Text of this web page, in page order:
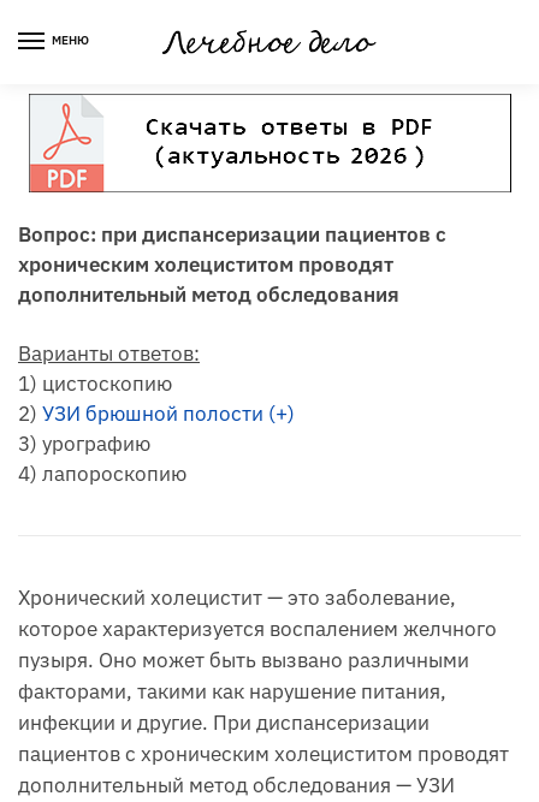
МЕНЮ
Вопрос: при диспансеризации пациентов с
хроническим холециститом проводят
дополнительный метод обследования
Варианты ответов:
1) цистоскопию
2) УЗИ брюшной полости (+)
3) урографию
4) лапороскопию
Хронический холецистит — это заболевание,
которое характеризуется воспалением желчного
пузыря. Оно может быть вызвано различными
факторами, такими как нарушение питания,
инфекции и другие. При диспансеризации
пациентов с хроническим холециститом проводят
дополнительный метод обследования — УЗИ